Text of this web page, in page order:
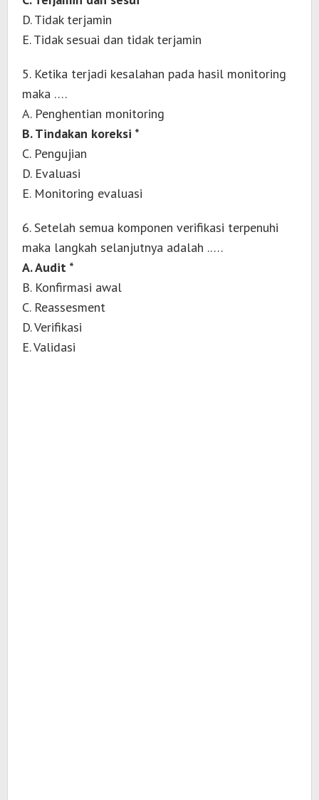
D. Tidak terjamin
E. Tidak sesuai dan tidak terjamin
5. Ketika terjadi kesalahan pada hasil monitoring
maka ….
A. Penghentian monitoring
B. Tindakan koreksi *
C. Pengujian
D. Evaluasi
E. Monitoring evaluasi
6. Setelah semua komponen verifikasi terpenuhi
maka langkah selanjutnya adalah .….
A. Audit *
B. Konfirmasi awal
C. Reassesment
D. Verifikasi
E. Validasi